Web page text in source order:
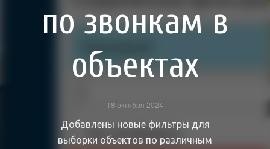
по звонкам в
объектах
18 октября 2024
Добавлены новые фильтры для
выборки объектов по различным